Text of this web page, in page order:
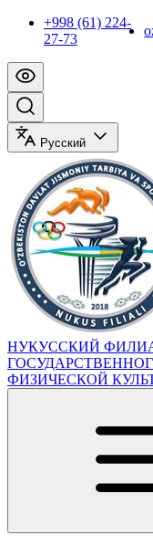
+998 (61) 224-
27-73
Русский
НУКУССКИЙ
ФИЗИЧЕСКОЙ